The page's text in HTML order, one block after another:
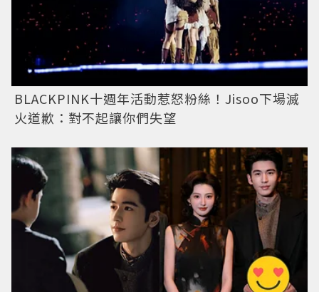
BLACKPINK十週年活動惹怒粉絲！Jisoo下場滅
火道歉：對不起讓你們失望